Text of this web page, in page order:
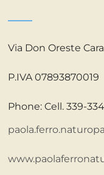
Via Don Oreste
P.IVA 07893870019
Phone: Cell. 339-